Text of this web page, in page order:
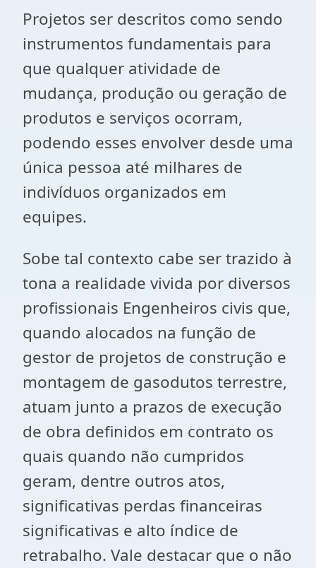
Projetos ser descritos como sendo
instrumentos fundamentais para
que qualquer atividade de
mudança, produção ou geração de
produtos e serviços ocorram,
podendo esses envolver desde uma
única pessoa até milhares de
indivíduos organizados em
equipes.
Sobe tal contexto cabe ser trazido à
tona a realidade vivida por diversos
profissionais Engenheiros civis que,
quando alocados na função de
gestor de projetos de construção e
montagem de gasodutos terrestre,
atuam junto a prazos de execução
de obra definidos em contrato os
quais quando não cumpridos
geram, dentre outros atos,
significativas perdas financeiras
significativas e alto índice de
retrabalho. Vale destacar que o não